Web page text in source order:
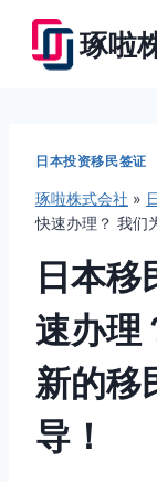
琢啦
日本投资移民签证
琢啦株式会社 »
快速办理？ 我们
日本移
速办理
新的移
导！